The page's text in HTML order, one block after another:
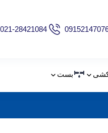
021-28421084
کشی بست